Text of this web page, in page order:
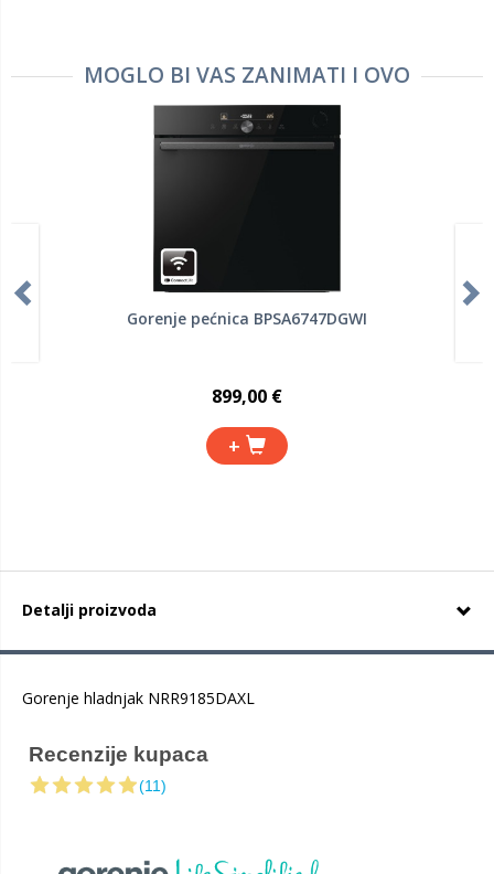
MOGLO BI VAS ZANIMATI I OVO
Gorenje pećnica BPSA6747DGWI
899,00 €
+
Detalji proizvoda
Gorenje hladnjak NRR9185DAXL
Recenzije kupaca
(11)